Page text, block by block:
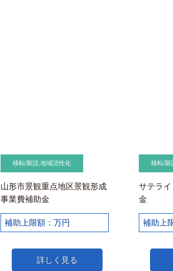
移転/新設,地域活性化
山形市景観重点地区景観形成
事業費補助金
補助上限額：万円
詳しく見る
移転/新
サテラ
金
補助上